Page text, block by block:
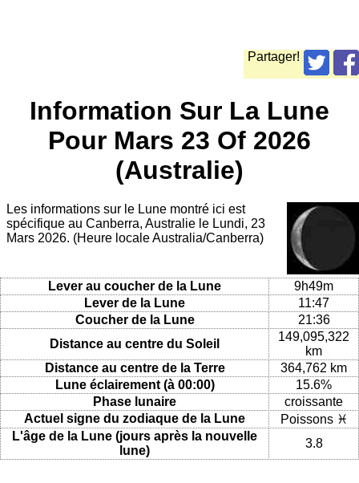
Partager!
Information Sur La Lune
Pour Mars 23 Of 2026
(Australie)
Les informations sur le Lune montré ici est
spécifique au Canberra, Australie le Lundi, 23
Mars 2026. (Heure locale Australia/Canberra)
Lever au coucher de la Lune
9h49m
Lever de la Lune
11:47
Coucher de la Lune
21:36
Distance au centre du Soleil
149,095,322
km
Distance au centre de la Terre
364,762 km
Lune éclairement (à 00:00)
15.6%
Phase lunaire
croissante
Actuel signe du zodiaque de la Lune
Poissons ♓
L'âge de la Lune (jours après la nouvelle
lune)
3.8